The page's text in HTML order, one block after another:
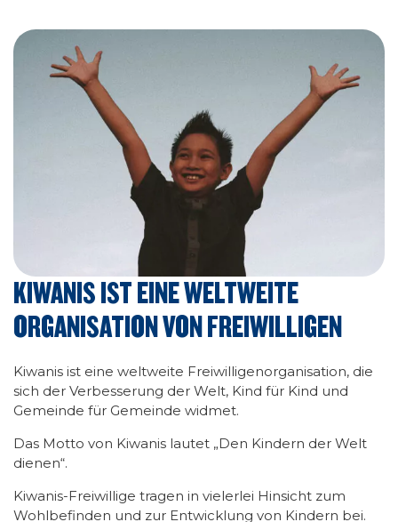
KIWANIS IST EINE WELTWEITE
ORGANISATION VON FREIWILLIGEN
Kiwanis ist eine weltweite Freiwilligenorganisation, die
sich der Verbesserung der Welt, Kind für Kind und
Gemeinde für Gemeinde widmet.
Das Motto von Kiwanis lautet „Den Kindern der Welt
dienen“.
Kiwanis-Freiwillige tragen in vielerlei Hinsicht zum
Wohlbefinden und zur Entwicklung von Kindern bei.